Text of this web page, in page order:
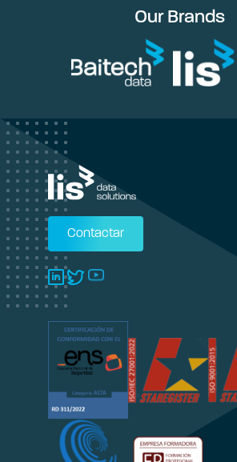
Our Brands
Contactar